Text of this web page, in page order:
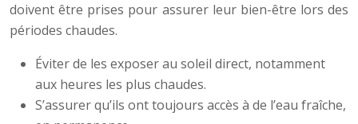
doivent être prises pour assurer leur bien-être lors des
périodes chaudes.
Éviter de les exposer au soleil direct, notamment
aux heures les plus chaudes.
S’assurer qu’ils ont toujours accès à de l’eau fraîche,